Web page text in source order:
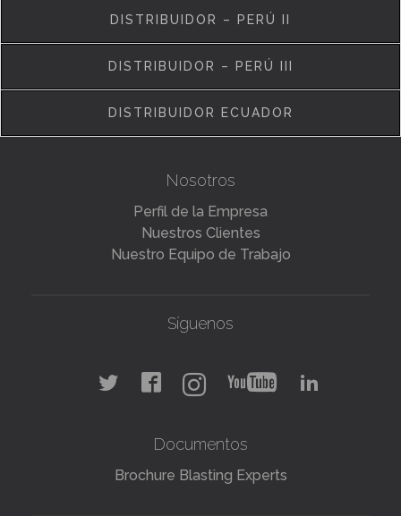
DISTRIBUIDOR – PERÚ II
DISTRIBUIDOR – PERÚ III
DISTRIBUIDOR ECUADOR
Nosotros
Perfil de la Empresa
Nuestros Clientes
Nuestro Equipo de Trabajo
Síguenos
Documentos
Brochure Blasting Experts